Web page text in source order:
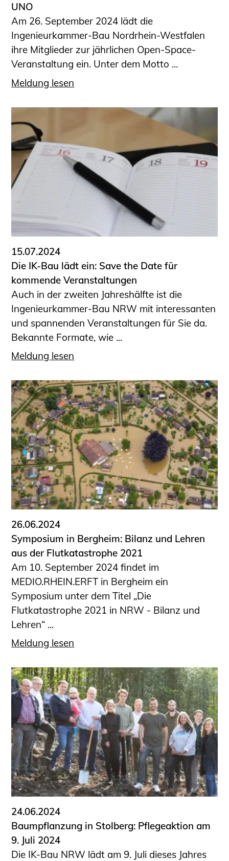
UNO
Am 26. September 2024 lädt die
Ingenieurkammer-Bau Nordrhein-Westfalen
ihre Mitglieder zur jährlichen Open-Space-
Veranstaltung ein. Unter dem Motto ...
Meldung lesen
15.07.2024
Die IK-Bau lädt ein: Save the Date für
kommende Veranstaltungen
Auch in der zweiten Jahreshälfte ist die
Ingenieurkammer-Bau NRW mit interessanten
und spannenden Veranstaltungen für Sie da.
Bekannte Formate, wie ...
Meldung lesen
26.06.2024
Symposium in Bergheim: Bilanz und Lehren
aus der Flutkatastrophe 2021
Am 10. September 2024 findet im
MEDIO.RHEIN.ERFT in Bergheim ein
Symposium unter dem Titel „Die
Flutkatastrophe 2021 in NRW - Bilanz und
Lehren“ ...
Meldung lesen
24.06.2024
Baumpflanzung in Stolberg: Pflegeaktion am
9. Juli 2024
Die IK-Bau NRW lädt am 9. Juli dieses Jahres